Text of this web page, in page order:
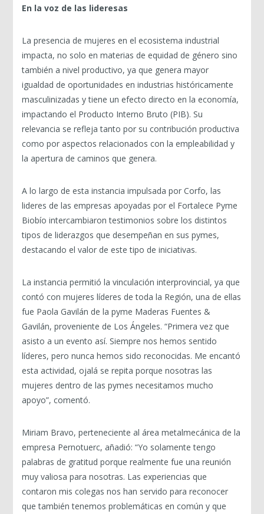
En la voz de las lideresas
La presencia de mujeres en el ecosistema industrial
impacta, no solo en materias de equidad de género sino
también a nivel productivo, ya que genera mayor
igualdad de oportunidades en industrias históricamente
masculinizadas y tiene un efecto directo en la economía,
impactando el Producto Interno Bruto (PIB). Su
relevancia se refleja tanto por su contribución productiva
como por aspectos relacionados con la empleabilidad y
la apertura de caminos que genera.
A lo largo de esta instancia impulsada por Corfo, las
lideres de las empresas apoyadas por el Fortalece Pyme
Biobío intercambiaron testimonios sobre los distintos
tipos de liderazgos que desempeñan en sus pymes,
destacando el valor de este tipo de iniciativas.
La instancia permitió la vinculación interprovincial, ya que
contó con mujeres líderes de toda la Región, una de ellas
fue Paola Gavilán de la pyme Maderas Fuentes &
Gavilán, proveniente de Los Ángeles. “Primera vez que
asisto a un evento así. Siempre nos hemos sentido
líderes, pero nunca hemos sido reconocidas. Me encantó
esta actividad, ojalá se repita porque nosotras las
mujeres dentro de las pymes necesitamos mucho
apoyo”, comentó.
Miriam Bravo, perteneciente al área metalmecánica de la
empresa Pernotuerc, añadió: “Yo solamente tengo
palabras de gratitud porque realmente fue una reunión
muy valiosa para nosotras. Las experiencias que
contaron mis colegas nos han servido para reconocer
que también tenemos problemáticas en común y que